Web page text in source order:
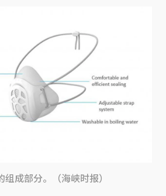
成部分。（海峡时报）